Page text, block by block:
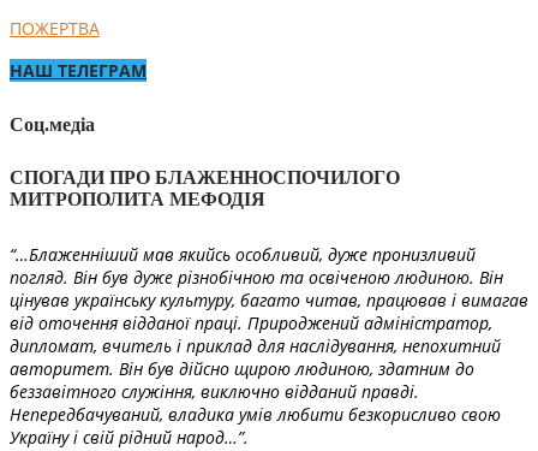
ПОЖЕРТВА
НАШ ТЕЛЕГРАМ
Соц.медіа
СПОГАДИ ПРО БЛАЖЕННОСПОЧИЛОГО
МИТРОПОЛИТА МЕФОДІЯ
“…Блаженніший мав якийсь особливий, дуже пронизливий
погляд. Він був дуже різнобічною та освіченою людиною. Він
цінував українську культуру, багато читав, працював і вимагав
від оточення відданої праці. Природжений адміністратор,
дипломат, вчитель і приклад для наслідування, непохитний
авторитет. Він був дійсно щирою людиною, здатним до
беззавітного служіння, виключно відданий правді.
Непередбачуваний, владика умів любити безкорисливо свою
Україну і свій рідний народ…”.